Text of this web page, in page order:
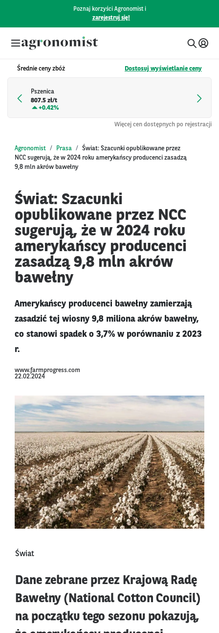
Poznaj korzyści Agronomist i
zarejestruj się!
Średnie ceny zbóż Dostosuj wyświetlanie ceny
Pszenica
807.5 zł/t
+0.42%
Więcej cen dostępnych po rejestracji
Agronomist Prasa
Świat: Szacunki opublikowane przez
NCC sugerują, że w 2024 roku amerykańscy producenci zasadzą
9,8 mln akrów bawełny
Świat: Szacunki
opublikowane przez NCC
sugerują, że w 2024 roku
amerykańscy producenci
zasadzą 9,8 mln akrów
bawełny
Amerykańscy producenci bawełny zamierzają
zasadzić tej wiosny 9,8 miliona akrów bawełny,
co stanowi spadek o 3,7% w porównaniu z 2023
r.
www.farmprogress.com
22.02.2024
Świat
Dane zebrane przez Krajową Radę
Bawełny (National Cotton Council)
na początku tego sezonu pokazują,